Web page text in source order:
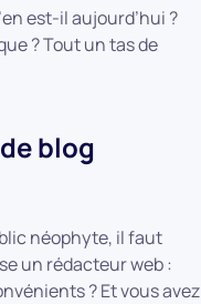
est-il aujourd’hui ?
? Tout un tas de
blog
néophyte, il faut
un rédacteur web :
? Et vous avez